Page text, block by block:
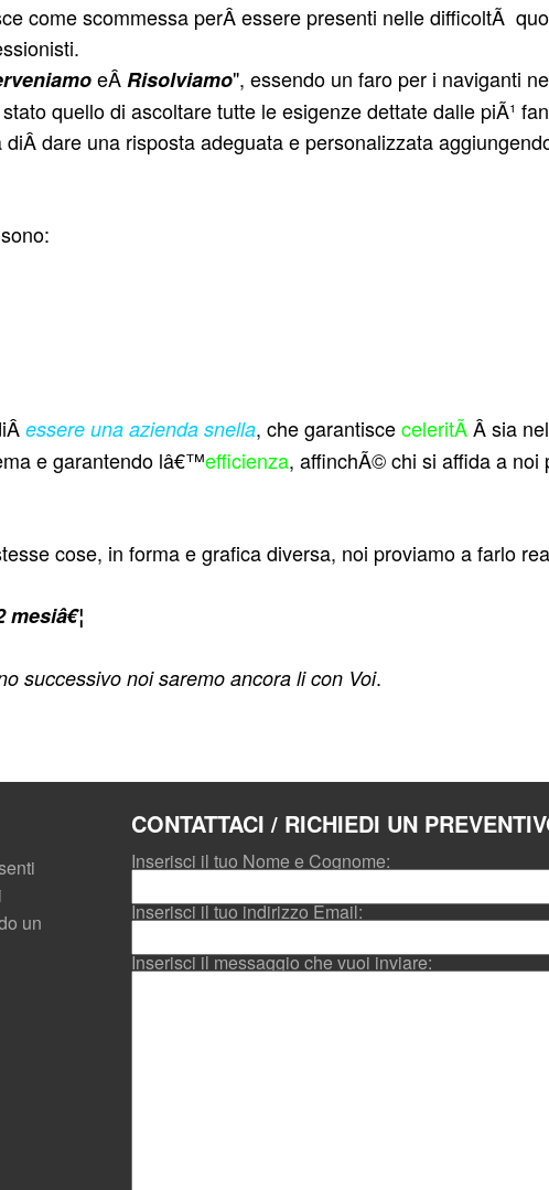
come scommessa perÂ essere presenti nelle difficoltÃ
eÂRisolviamo", essendo un faro per i naviganti
quello di ascoltare tutte le esigenze dettate dalle piÃ¹
dare una risposta adeguata e personalizzata
essere una azienda snella, che garantisceceleritÃÂ sia
e garantendo lâ€™efficienza, affinchÃ© chi si affida a noi
cose, in forma e grafica diversa, noi proviamo a farlo
successivo noi saremo ancora li con Voi.
un
CONTATTACI / RICHIEDI UN
Inserisci il tuo Nome e Cognome:
Inserisci il tuo indirizzo Email:
Inserisci il messaggio che vuoi inviare: